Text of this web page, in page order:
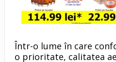
Într-o lume în care
o prioritate, calitatea